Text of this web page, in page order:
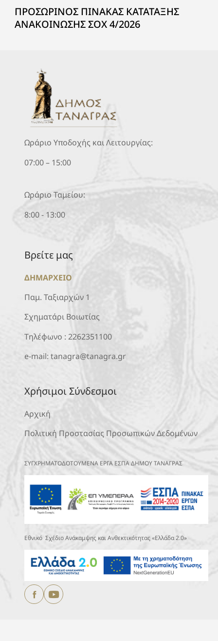
ΠΡΟΣΩΡΙΝΟΣ ΠΙΝΑΚΑΣ ΚΑΤΑΤΑΞΗΣ
ΑΝΑΚΟΙΝΩΣΗΣ ΣΟΧ 4/2026
Ωράριο Υποδοχής και Λειτουργίας:
07:00 – 15:00
Ωράριο Ταμείου:
8:00 - 13:00
Βρείτε μας
ΔΗΜΑΡΧΕΙΟ
Παμ. Ταξιαρχών 1
Σχηματάρι Βοιωτίας
Τηλέφωνο : 2262351100
e-mail: tanagra@tanagra.gr
Χρήσιμοι Σύνδεσμοι
Αρχική
Πολιτική Προστασίας Προσωπικών Δεδομένων
ΣΥΓΧΡΗΜΑΤΟΔΟΤΟΥΜΕΝΑ ΕΡΓΑ ΕΣΠΑ ΔΗΜΟΥ ΤΑΝΑΓΡΑΣ
Εθνικό Σχέδιο Ανάκαμψης και Ανθεκτικότητας «Ελλάδα 2.0»